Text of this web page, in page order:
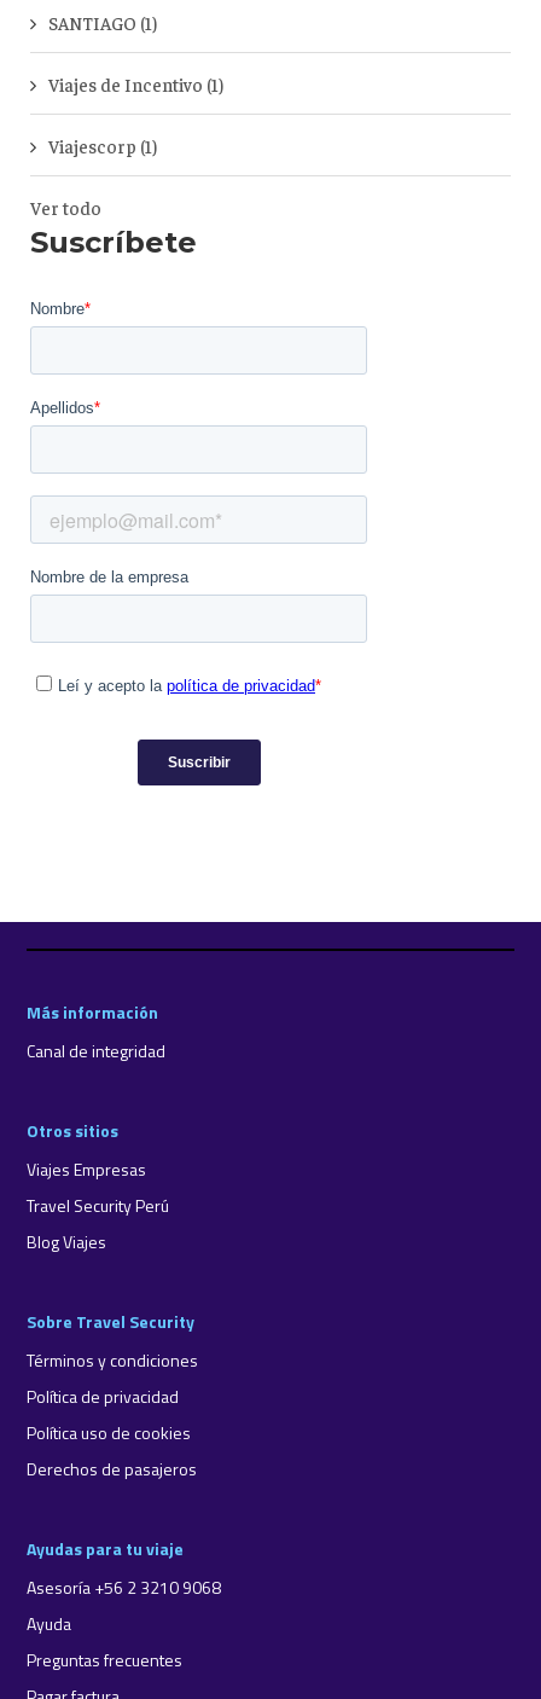
SANTIAGO (1)
Viajes de Incentivo (1)
Viajescorp (1)
Ver todo
Suscríbete
Más información
Canal de integridad
Otros sitios
Viajes Empresas
Travel Security Perú
Blog Viajes
Sobre Travel Security
Términos y condiciones
Política de privacidad
Política uso de cookies
Derechos de pasajeros
Ayudas para tu viaje
Asesoría +56 2 3210 9068
Ayuda
Preguntas frecuentes